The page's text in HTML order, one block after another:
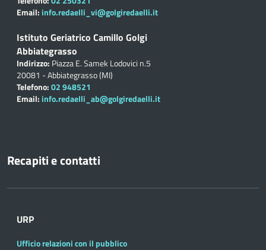
Email: info.redaelli_vi@golgiredaelli.it
Istituto Geriatrico Camillo Golgi
Abbiategrasso
Indirizzo: Piazza E. Samek Lodovici n.5
20081 - Abbiategrasso (MI)
Telefono:02 948521
Email: info.redaelli_ab@golgiredaelli.it
Recapiti e contatti
URP
Ufficio relazioni con il pubblico